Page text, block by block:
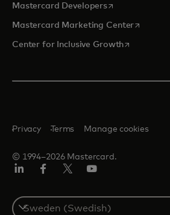
Mastercard Developersopens in a new
Mastercard Marketing Centeropens in
Center for Inclusive Growthopens in a
© 1994–2026 Mastercard.
Privacy Terms Manage cookies
Select
a